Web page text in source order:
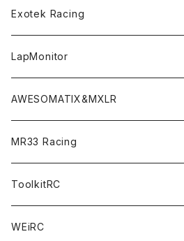
Option Parts For TRF420,420X
Option Parts For TA08/TA08R
TA08
TA08R
Option Parts For XRAY T4
Option Parts For YOKOMO BD9
Option Parts For YOKOMO BD8
Accessories
CREST ESC
CREST X EVO
CRESR RS120
CREST Stocki Motor
CREST Modi Motor
Special Set（ZEROTRIBEオリジナル）
LMH （1/10 190mm）
M-Chassis（1/10 W/B210-225mm）
Accessories＜バッグ/その他製品＞
Stencils＜エアブラシ用ステンシル＞
SP1＜組立キット／スペアー＆オプショ
SP1-F＜組立キット／スペアー＆オプシ
Awesomatix
A800MMX
A800R
XRAY
X4
X4F
Accessories
YOKOMO
Bodyshell Accessories
Setup Tools
Pit Accessories
Radio Accessories
Option Parts
Electronics
Exotek Racing
Bodies
F1ULTRA
RUBBER TIRES＆WHEEL
LapMonitor
Decoder
Transponder
Accessories
AWESOMATIX&MXLR
A800R（KIT＆Spare & Optional）
A12（KIT＆Spare & Optional）
MR33 Racing
Chemicals＜ケミカル＞
Shock Oil＜ショックオイル＞
Tires＜タイヤ関連＞
ToolkitRC
WEiRC